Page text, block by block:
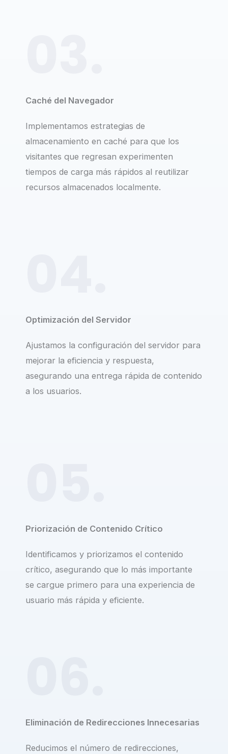
Caché del Navegador
Implementamos estrategias de
almacenamiento en caché para que los
visitantes que regresan experimenten
tiempos de carga más rápidos al reutilizar
recursos almacenados localmente.
Optimización del Servidor
Ajustamos la configuración del servidor para
mejorar la eficiencia y respuesta,
asegurando una entrega rápida de contenido
a los usuarios.
Priorización de Contenido Crítico
Identificamos y priorizamos el contenido
crítico, asegurando que lo más importante
se cargue primero para una experiencia de
usuario más rápida y eficiente.
Eliminación de Redirecciones Innecesarias
Reducimos el número de redirecciones,